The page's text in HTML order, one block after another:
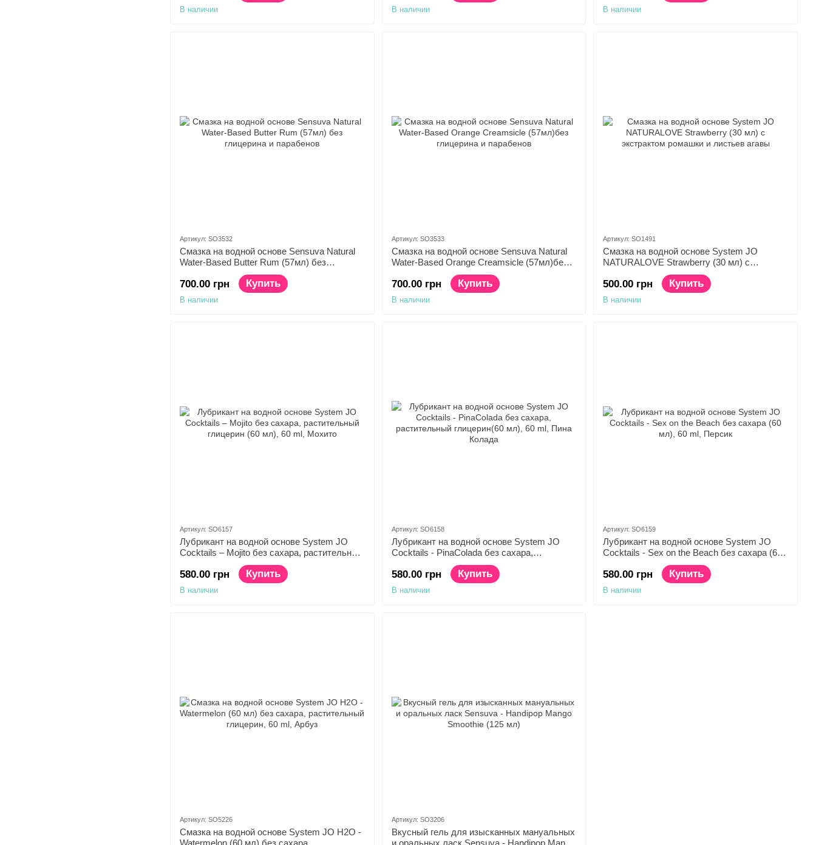
В наличии В наличии В наличии
Артикул: SO3532
Смазка на водной основе Sensuva Natural
Water-Based Butter Rum (57мл) без
глицерина и парабенов
700.00 грн Купить
В наличии
Артикул: SO3533
Смазка на водной основе Sensuva Natural
Water-Based Orange Creamsicle (57мл)без
глицерина и парабенов
700.00 грн Купить
В наличии
Артикул: SO1491
Смазка на водной основе System JO
NATURALOVE Strawberry (30 мл) с
экстрактом ромашки и листьев агавы
500.00 грн Купить
В наличии
Артикул: SO6157
Лубрикант на водной основе System JO
Cocktails – Mojito без сахара, растительный
глицерин (60 мл)
580.00 грн Купить
В наличии
Артикул: SO6158
Лубрикант на водной основе System JO
Cocktails - PinaColada без сахара,
растительный глицерин(60 мл)
580.00 грн Купить
В наличии
Артикул: SO6159
Лубрикант на водной основе System JO
Cocktails - Sex on the Beach без сахара (60
580.00 грн Купить
В наличии
Артикул: SO5226
Смазка на водной основе System JO H2O -
Watermelon (60 мл) без сахара,
Артикул: SO3206
Вкусный гель для изысканных мануальных
и оральных ласк Sensuva - Handipop Mango